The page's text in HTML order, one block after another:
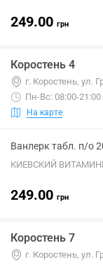
249.00 грн
Коростень 4
г. Коростень, ул.
Пн-Вс: 08:00-21:00
На карте
Ванлерк табл. п/о
КИЕВСКИЙ
249.00 грн
Коростень 7
г. Коростень, ул.